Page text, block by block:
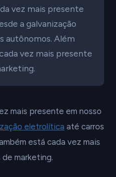
vez mais presente
a galvanização
autônomos. Além
vez mais presente
mais presente em nosso
eletrolítica até carros
está cada vez mais
marketing.